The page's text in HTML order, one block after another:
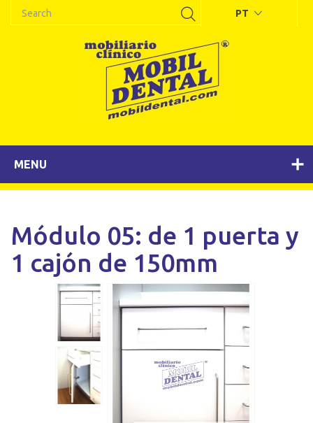
PT
MENU
Módulo 05: de 1 puerta y
1 cajón de 150mm